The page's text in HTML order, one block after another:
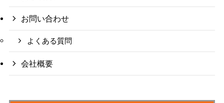
お問い合わせ
よくある質問
会社概要